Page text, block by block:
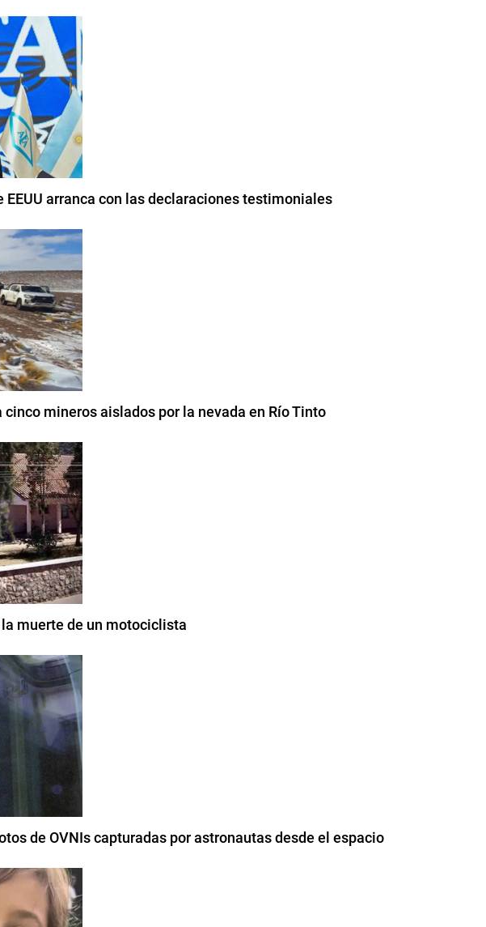
EEUU arranca con las declaraciones testimoniales
cinco mineros aislados por la nevada en Río Tinto
muerte de un motociclista
de OVNIs capturadas por astronautas desde el espacio